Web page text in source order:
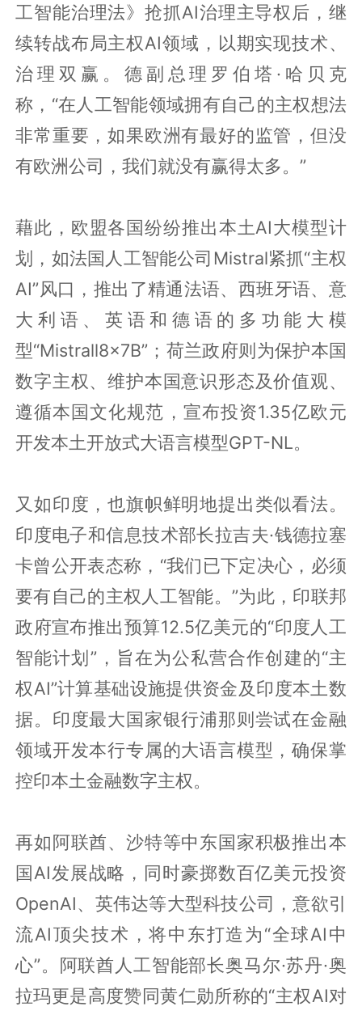
工智能治理法》抢抓AI治理主导权后，继
续转战布局主权AI领域，以期实现技术、
治理双赢。德副总理罗伯塔·哈贝克
称，“在人工智能领域拥有自己的主权想法
非常重要，如果欧洲有最好的监管，但没
有欧洲公司，我们就没有赢得太多。”
藉此，欧盟各国纷纷推出本土AI大模型计
划，如法国人工智能公司Mistral紧抓“主权
AI”风口，推出了精通法语、西班牙语、意
大利语、英语和德语的多功能大模
型“Mistrall8x7B”；荷兰政府则为保护本国
数字主权、维护本国意识形态及价值观、
遵循本国文化规范，宣布投资1.35亿欧元
开发本土开放式大语言模型GPT-NL。
又如印度，也旗帜鲜明地提出类似看法。
印度电子和信息技术部长拉吉夫·钱德拉塞
卡曾公开表态称，“我们已下定决心，必须
要有自己的主权人工智能。”为此，印联邦
政府宣布推出预算12.5亿美元的“印度人工
智能计划”，旨在为公私营合作创建的“主
权AI”计算基础设施提供资金及印度本土数
据。印度最大国家银行浦那则尝试在金融
领域开发本行专属的大语言模型，确保掌
控印本土金融数字主权。
再如阿联酋、沙特等中东国家积极推出本
国AI发展战略，同时豪掷数百亿美元投资
OpenAI、英伟达等大型科技公司，意欲引
流AI顶尖技术，将中东打造为“全球AI中
心”。阿联酋人工智能部长奥马尔·苏丹·奥
拉玛更是高度赞同黄仁勋所称的“主权AI对